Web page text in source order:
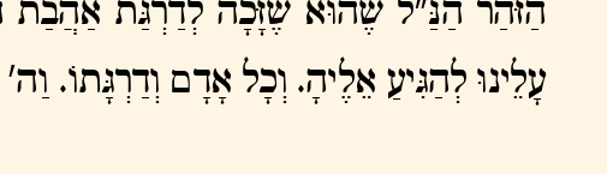
הַזֹּהַר הַנַּ"ל שֶׁהוּא שֶׁזָּכָה לְדַרְגַּת
עָלֵינוּ לְהַגִּיעַ אֵלֶיהָ. וְכָל אָדָם וְדַרְגָּתוֹ.